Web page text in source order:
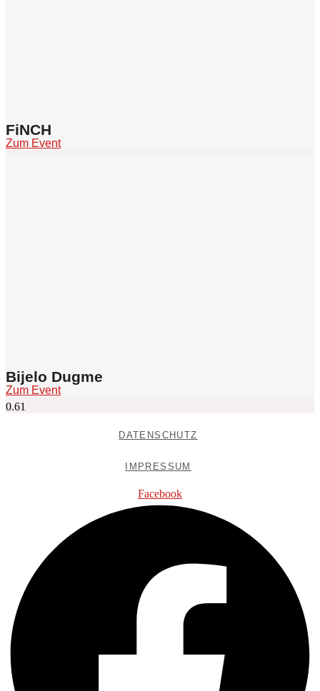
FiNCH
Zum Event
Bijelo Dugme
Zum Event
DATENSCHUTZ
IMPRESSUM
Facebook